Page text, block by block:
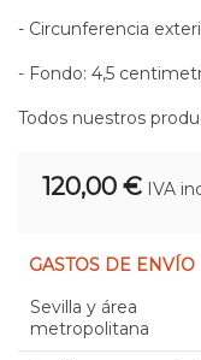
- Circunferencia
- Fondo: 4,5
Todos nuestros
120,00 € IVA
GASTOS DE ENVÍO
Sevilla y área
metropolitana